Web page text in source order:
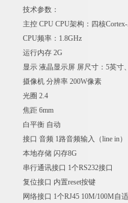
技术参数：
主控 CPU CPU架构：四核
CPU频率：1.8GHz
运行内存 2G
显示 液晶显示屏 屏尺寸：5英寸
摄像机 分辨率 200W像素
光圈 2.4
焦距 6mm
白平衡 自动
接口 音频 1路音频输入（line in
本地存储 闪存8G
串行通讯接口 1个RS232接口
复位接口 内置reset按键
网络接口 1个RJ45 10M/100M自